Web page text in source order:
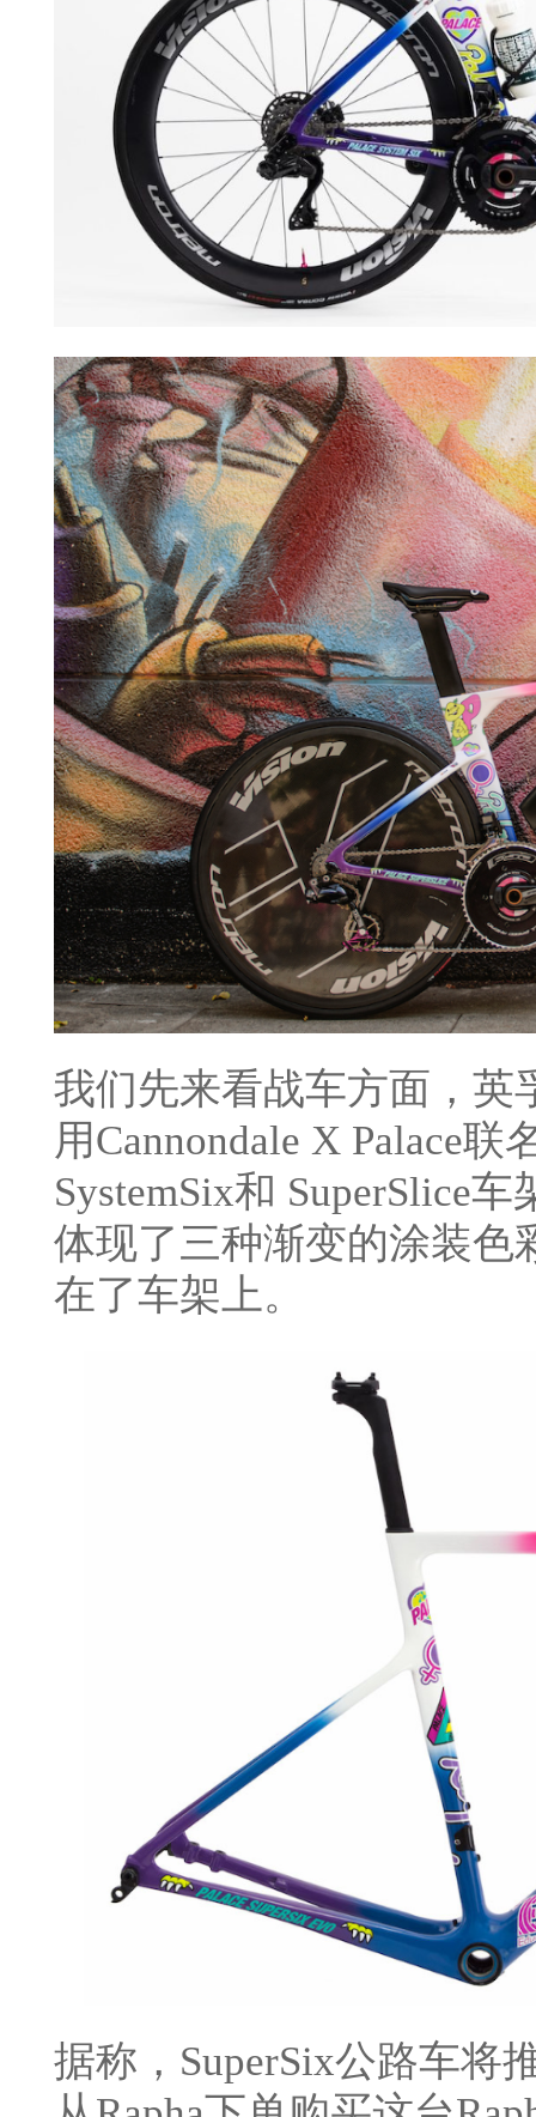
我们先来看战车方面，英
用Cannondale X Palace
SystemSix和 SuperSlice
体现了三种渐变的涂装色
在了车架上。
据称，SuperSix公路车将